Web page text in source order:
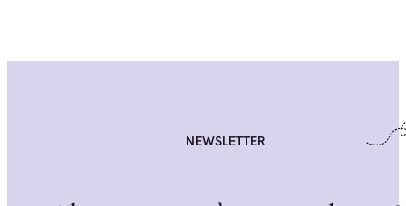
NEWSLETTER